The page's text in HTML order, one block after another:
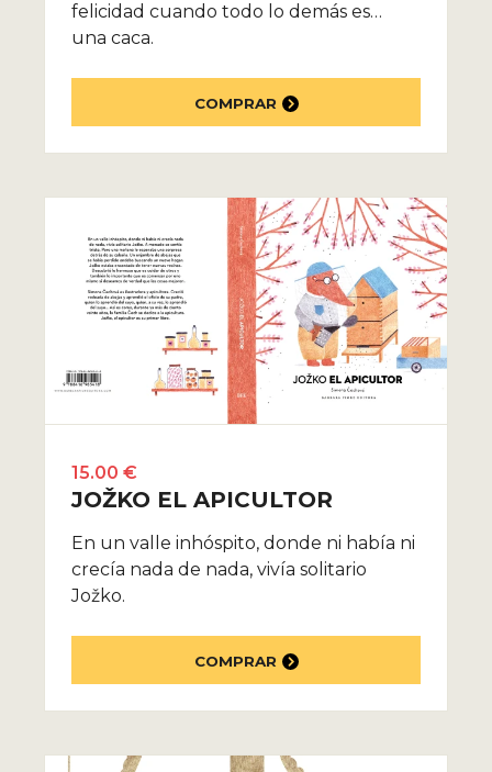
felicidad cuando todo lo demás es…
una caca.
COMPRAR
15.00 €
JOŽKO EL APICULTOR
En un valle inhóspito, donde ni había ni
crecía nada de nada, vivía solitario
Jožko.
COMPRAR